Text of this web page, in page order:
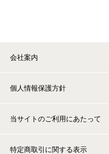
会社案内
個人情報保護方針
当サイトのご利用にあたって
特定商取引に関する表示